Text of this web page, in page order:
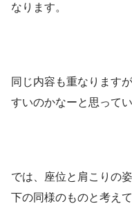
なります。
同じ内容も重なります
すいのかなーと思ってい
では、座位と肩こりの
下の同様のものと考えて